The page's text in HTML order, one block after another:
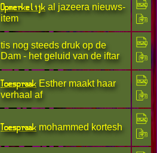
Opmerkelijk al jazeera nieuws-
item
tis nog steeds druk op de
Dam - het geluid van de iftar
Toespraak Esther maakt haar
verhaal af
Toespraak mohammed kortesh